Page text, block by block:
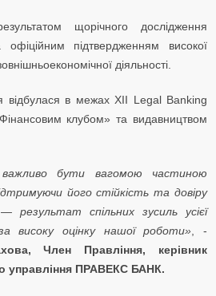
щорічного дослідження
офіційним підтвердженням високої
діяльності.
відбулася в межах XII Legal Banking
клубом» та видавництвом
бути вагомою частиною
його стійкість та довіру
результат спільних зусиль усієї
високу оцінку нашої роботи» , -
Член Правління, керівник
управління ПРАВЕКС БАНК.